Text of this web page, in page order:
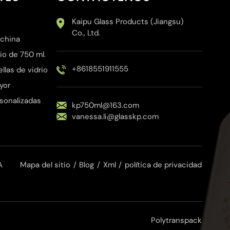
de 750 ml.
de vidrio
Kaipu Glass Products (Jiangsu)
Co., Ltd.
+8618551911555
kp750ml@163.com
vanessa.li@glasskp.com
Mapa del sitio / Blog / Xml / política de privacidad
Polytranspack